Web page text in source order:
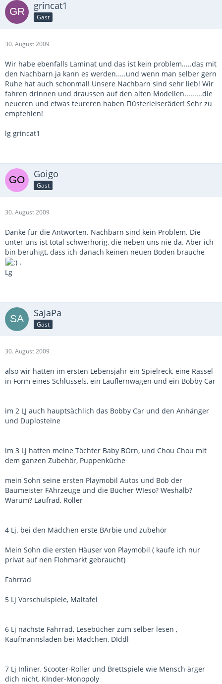
grincat1
Gast
30. August 2009
Wir habe ebenfalls Laminat und das ist kein problem.....das mit
den Nachbarn ja kann es werden.....und wenn man selber gern
Ruhe hat auch schonmal! Unsere Nachbarn sind sehr lieb! Wir
fahren drinnen und draussen auf den alten Modellen.........die
neueren und etwas teureren haben Flüsterleiseräder! Sehr zu
empfehlen!
lg grincat1
Goigo
Gast
30. August 2009
Danke für die Antworten. Nachbarn sind kein Problem. Die
unter uns ist total schwerhörig, die neben uns nie da. Aber ich
bin beruhigt, dass ich danach keinen neuen Boden brauche
.
Lg
SaJaPa
Gast
30. August 2009
also wir hatten im ersten Lebensjahr ein Spielreck, eine Rassel
in Form eines Schlüssels, ein Lauflernwagen und ein Bobby Car
im 2 LJ auch hauptsächlich das Bobby Car und den Anhänger
und Duplosteine
im 3 Lj hatten meine Töchter Baby BOrn, und Chou Chou mit
dem ganzen Zubehör, Puppenküche
mein Sohn seine ersten Playmobil Autos und Bob der
Baumeister FAhrzeuge und die Bücher WIeso? Weshalb?
Warum? Laufrad, Roller
4 Lj. bei den Mädchen erste BArbie und zubehör
Mein Sohn die ersten Häuser von Playmobil ( kaufe ich nur
privat auf nen Flohmarkt gebraucht)
Fahrrad
5 Lj Vorschulspiele, Maltafel
6 Lj nächste Fahrrad, Lesebücher zum selber lesen ,
Kaufmannsladen bei Mädchen, DIddl
7 Lj Inliner, Scooter-Roller und Brettspiele wie Mensch ärger
dich nicht, KInder-Monopoly